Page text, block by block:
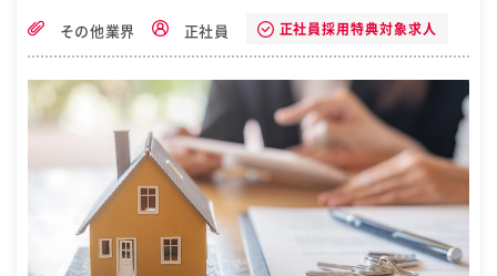
島市
その他業界 正社員 正社員採用特典対象求人